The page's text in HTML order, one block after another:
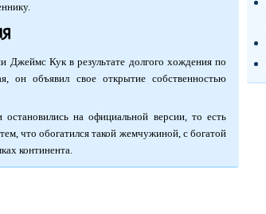
Джеймс Кук в результате долгого хождения по
он объявил свое открытие собственностью
на официальной версии, то есть
что обогатился такой жемчужиной, с богатой
континента.